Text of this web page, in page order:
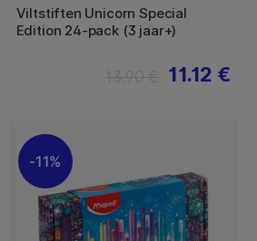
Viltstiften Unicorn Special
Edition 24-pack (3 jaar+)
11.12 €
11%